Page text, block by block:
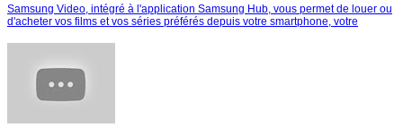
Samsung Video, intégré à l'application Samsung Hub, vous permet de louer ou
d'acheter vos films et vos séries préférés depuis votre smartphone, votre